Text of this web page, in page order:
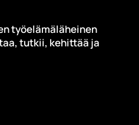
työelämäläheinen
tutkii, kehittää ja